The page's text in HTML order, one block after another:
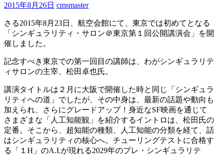
2015年8月26日 cmsmaster
さる2015年8月23日、航空会館にて、東京では初めてとなる
「シンギュラリティ・サロン＠東京第１回公開講演会」を開
催しました。
記念すべき東京での第一回目の講師は、わがシンギュラリテ
ィサロンの主宰、松田卓也氏。
講演タイトルは２月に大阪で開催した時と同じ「シンギュラ
リティへの道」でしたが、その中身は、最新の話題や動向も
加えられ、さらにグレードアップ！身近なSF映画を通じて
さまざまな「人工知能観」を紹介するイントロは、松田氏の
定番。そこから、超知能の種類、人工知能の分類を経て、話
はシンギュラリティの核心へ。チューリングテストに合格す
る「１H」のA.I.が現れる2029年のプレ・シンギュラリテ